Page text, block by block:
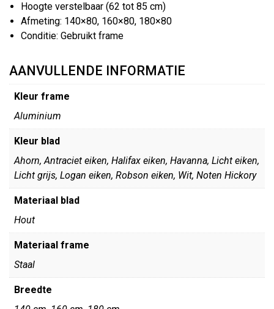
Hoogte verstelbaar (62 tot 85 cm)
Afmeting: 140×80, 160×80, 180×80
Conditie: Gebruikt frame
AANVULLENDE INFORMATIE
Kleur frame
Aluminium
Kleur blad
Ahorn, Antraciet eiken, Halifax eiken, Havanna, Licht eiken,
Licht grijs, Logan eiken, Robson eiken, Wit, Noten Hickory
Materiaal blad
Hout
Materiaal frame
Staal
Breedte